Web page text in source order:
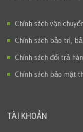
Chính sách vận
Chính sách bảo trì,
Chính sách đổi trả
Chính sách bảo mật
TÀI KHOẢN